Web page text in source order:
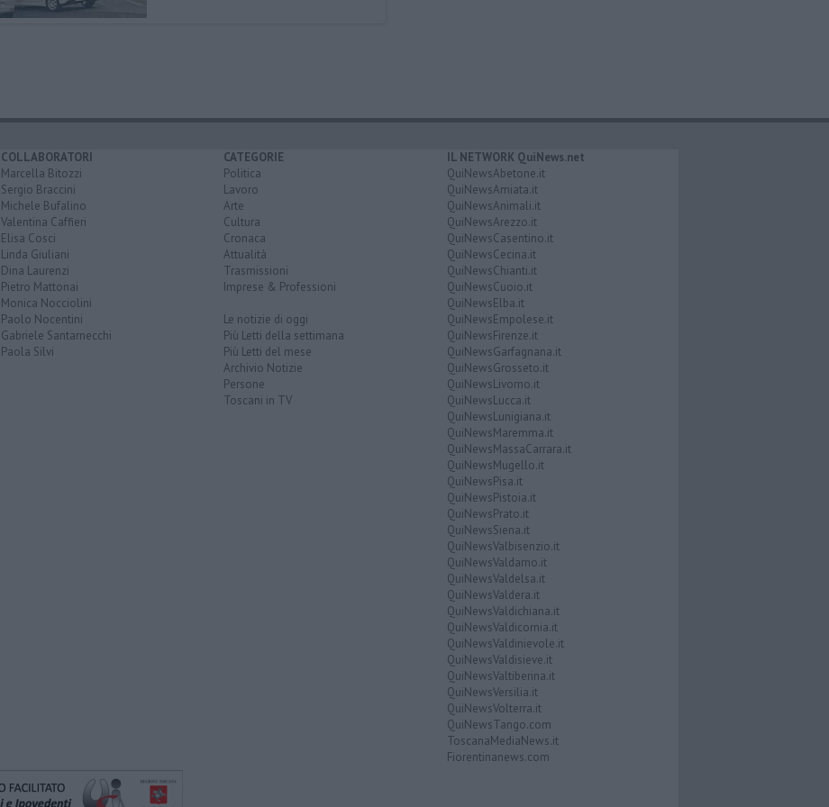
COLLABORATORI
Marcella Bitozzi
Sergio Braccini
Michele Bufalino
Valentina Caffieri
Elisa Cosci
Linda Giuliani
Dina Laurenzi
Pietro Mattonai
Monica Nocciolini
Paolo Nocentini
Gabriele Santarnecchi
Paola Silvi
CATEGORIE
Politica
Lavoro
Arte
Cultura
Cronaca
Attualità
Trasmissioni
Imprese & Professioni
Le notizie di oggi
Più Letti della settimana
Più Letti del mese
Archivio Notizie
Persone
Toscani in TV
IL NETWORK QuiNews.net
QuiNewsAbetone.it
QuiNewsAmiata.it
QuiNewsAnimali.it
QuiNewsArezzo.it
QuiNewsCasentino.it
QuiNewsCecina.it
QuiNewsChianti.it
QuiNewsCuoio.it
QuiNewsElba.it
QuiNewsEmpolese.it
QuiNewsFirenze.it
QuiNewsGarfagnana.it
QuiNewsGrosseto.it
QuiNewsLivorno.it
QuiNewsLucca.it
QuiNewsLunigiana.it
QuiNewsMaremma.it
QuiNewsMassaCarrara.it
QuiNewsMugello.it
QuiNewsPisa.it
QuiNewsPistoia.it
QuiNewsPrato.it
QuiNewsSiena.it
QuiNewsValbisenzio.it
QuiNewsValdarno.it
QuiNewsValdelsa.it
QuiNewsValdera.it
QuiNewsValdichiana.it
QuiNewsValdicornia.it
QuiNewsValdinievole.it
QuiNewsValdisieve.it
QuiNewsValtiberina.it
QuiNewsVersilia.it
QuiNewsVolterra.it
QuiNewsTango.com
ToscanaMediaNews.it
Fiorentinanews.com